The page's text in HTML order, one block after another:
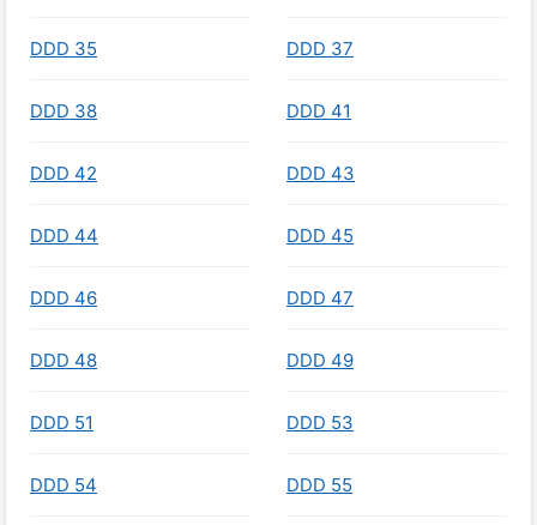
DDD 35 DDD 37
DDD 38 DDD 41
DDD 42 DDD 43
DDD 44 DDD 45
DDD 46 DDD 47
DDD 48 DDD 49
DDD 51 DDD 53
DDD 54 DDD 55